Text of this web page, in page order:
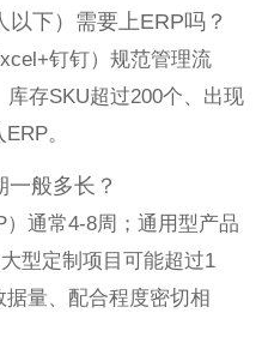
下）需要上ERP吗？
钉钉）规范管理流
存SKU超过200个、出现
。
般多长？
通常4-8周；通用型产品
型定制项目可能超过1
量、配合程度密切相